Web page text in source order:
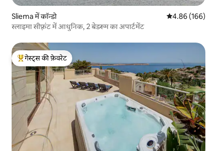
Sliema में कॉन्डो औसत रेटिंग 5 में से
4.86 (166)
स्लाइमा सीफ़्रंट में आधुनिक, 2 बेडरूम का अपार्टमेंट
गेस्ट्स का टॉप फ़ेवरेट
गेस्ट्स की फ़ेवरेट